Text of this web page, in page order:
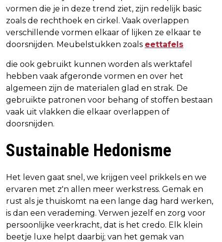
vormen die je in deze trend ziet, zijn redelijk basic
zoals de rechthoek en cirkel. Vaak overlappen
verschillende vormen elkaar of lijken ze elkaar te
doorsnijden. Meubelstukken zoals eettafels
die ook gebruikt kunnen worden als werktafel
hebben vaak afgeronde vormen en over het
algemeen zijn de materialen glad en strak. De
gebruikte patronen voor behang of stoffen bestaan
vaak uit vlakken die elkaar overlappen of
doorsnijden.
Sustainable Hedonisme
Het leven gaat snel, we krijgen veel prikkels en we
ervaren met z'n allen meer werkstress. Gemak en
rust als je thuiskomt na een lange dag hard werken,
is dan een verademing. Verwen jezelf en zorg voor
persoonlijke veerkracht, dat is het credo. Elk klein
beetje luxe helpt daarbij; van het gemak van